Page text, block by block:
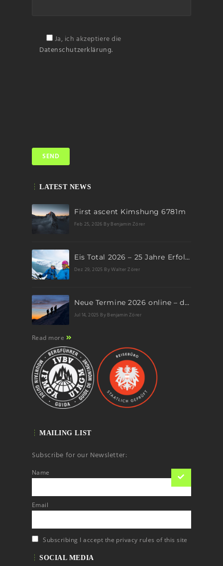
Ja, ich akzeptiere die
Datenschutzerklärung.
LATEST NEWS
First ascent Kimshung 6781m
Feb 25, 2026 By Benjamin Zörer
Eis Total 2026 – 25 Jahre Erfolgsgeschichte im steilen Eis
Dez 29, 2025 By Walter Zörer
Neue Termine 2026 online – dein nächstes Abenteuer wartet!
Jul 14, 2025 By Benjamin Zörer
Read more
MAILING LIST
Subscribe for our Newsletter:
Name
Email
Subscribing I accept the privacy rules of this site
SOCIAL MEDIA